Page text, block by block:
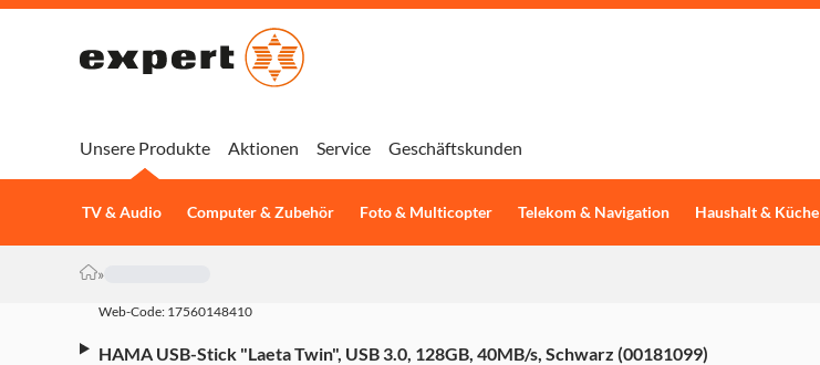
Unsere Produkte
TV & Audio Computer & Zubehör Foto & Multicopter Telekom & Navigation Haushalt & Küche
Aktionen Service Geschäftskunden
»
Web-Code: 17560148410
HAMA USB-Stick "Laeta Twin", USB 3.0, 128GB, 40MB/s, Schwarz (00181099)